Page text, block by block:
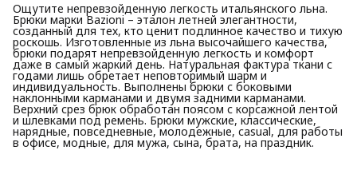
Ощутите непревзойденную легкость итальянского льна.
Брюки марки Bazioni – эталон летней элегантности,
созданный для тех, кто ценит подлинное качество и тихую
роскошь. Изготовленные из льна высочайшего качества,
брюки подарят непревзойденную легкость и комфорт
даже в самый жаркий день. Натуральная фактура ткани с
годами лишь обретает неповторимый шарм и
индивидуальность. Выполнены брюки с боковыми
наклонными карманами и двумя задними карманами.
Верхний срез брюк обработан поясом с корсажной лентой
и шлевками под ремень. Брюки мужские, классические,
нарядные, повседневные, молодежные, casual, для работы
в офисе, модные, для мужа, сына, брата, на праздник.